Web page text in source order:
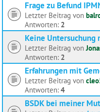
Frage zu Befund
Letzter Beitrag von
Antworten: 2
Keine Untersuchung
Letzter Beitrag von
Antworten: 2
Erfahrungen mit
Letzter Beitrag von
Antworten: 4
BSDK bei meiner